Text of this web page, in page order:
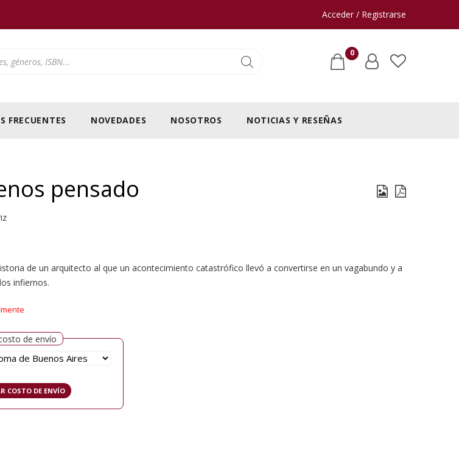
Acceder / Registrarse
0
FRECUENTES NOVEDADES NOSOTROS NOTICIAS Y RESEÑAS
pensado
de un arquitecto al que un acontecimiento catastrófico llevó a convertirse en un vagabundo y a
infiernos.
de envío